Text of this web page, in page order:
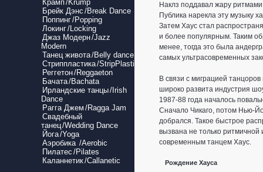
Крамп/Krump
Брейк Дэнс /Break Dance
Поппинг/Popping
Локинг/Locking
Джаз Модерн/Jazz
Modern
Танец живота/Belly dance
Стриппластика/StripPlastic
Реггетон/Reggaeton
Бачата/Bachata
Ирландские танцы/Irish
Dance
Рагга Джем /Ragga Jam
Свадебный
танец/Wedding Dance
Йога/Yoga
Аэробика /Aerobic
Пилатес /Pilates
Каланнетик/Callanetic
Наклз поддавал жару
Публика нарекла эту музыку
Затем Хаус стал
и более популярным. Таким
менее, тогда это была
самых ультрасовременных
В связи с миграцией
широко развита индустрия
1987-88 года началось
Сначало Чикаго, потом Нью-
добрался. Такое быстрое
вызвана не только ритмичной
современным танцем Хаус.
Рождение Хауса